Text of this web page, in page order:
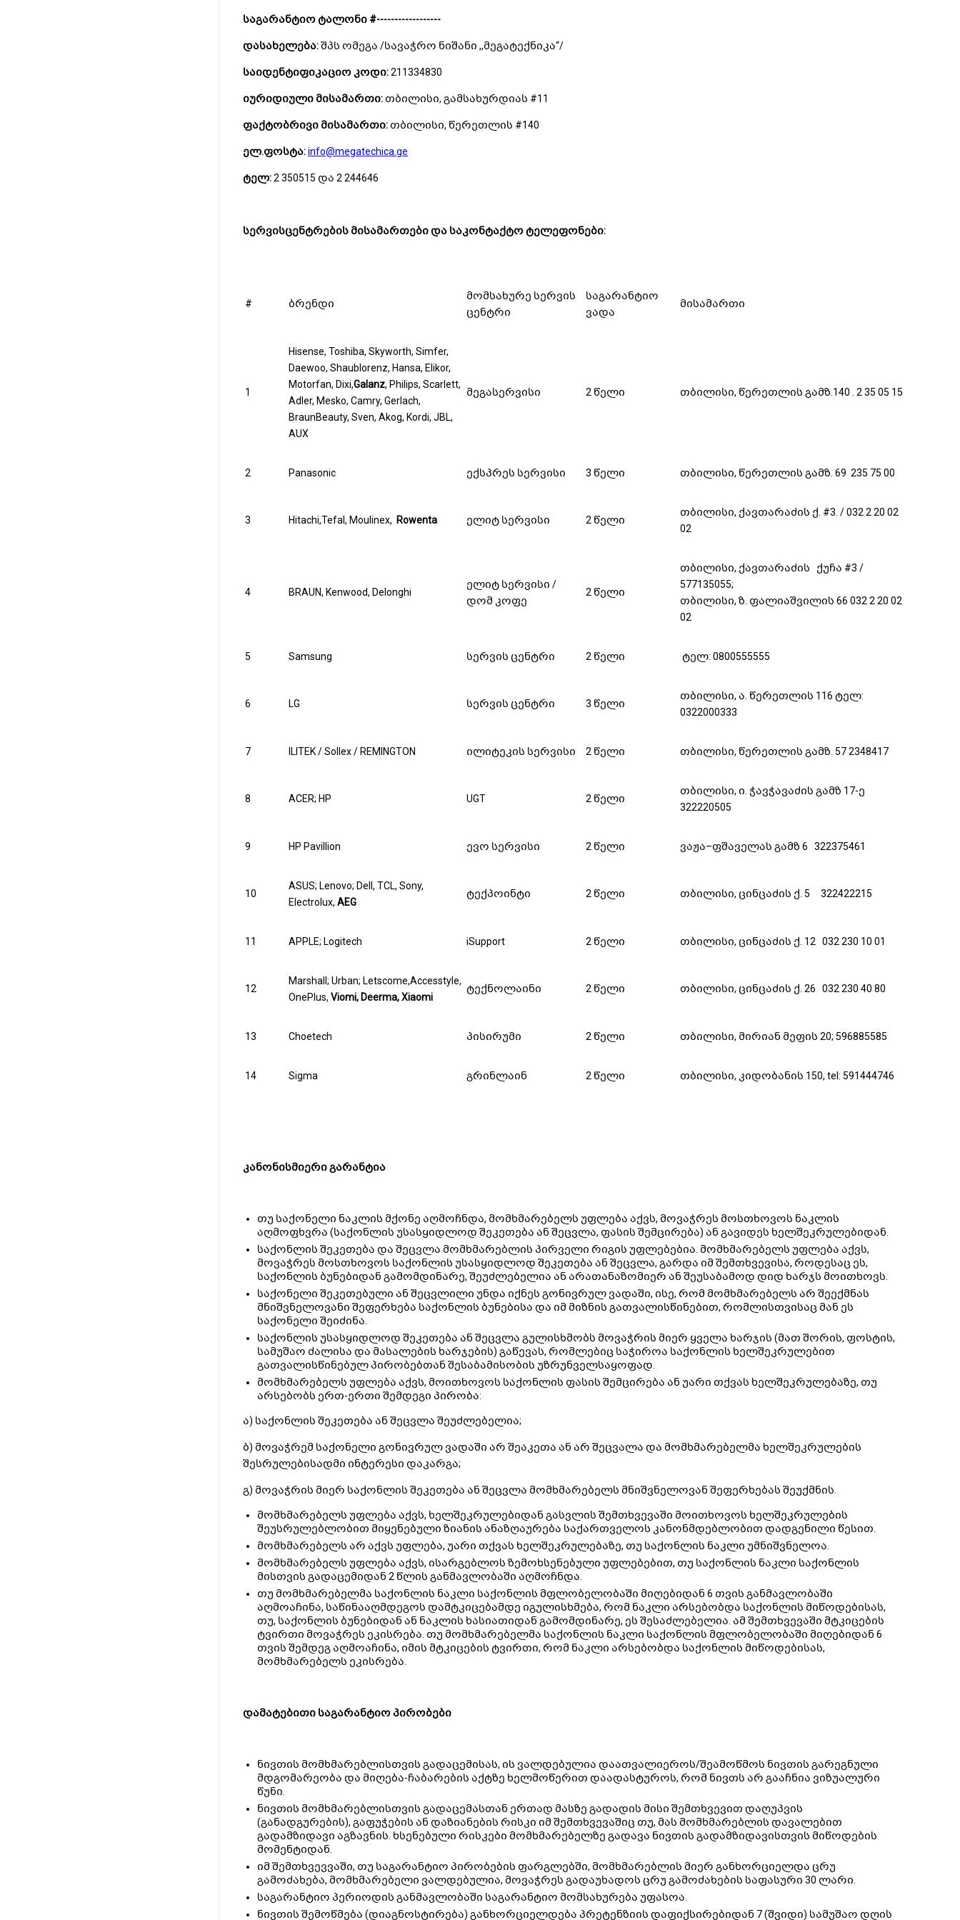
საგარანტიო ტალონი #------------------
დასახელება:შპს ომეგა /სავაჭრო ნიშანი ,,მეგატექნიკა“/
საიდენტიფიკაციო კოდი:211334830
იურიდიული მისამართი: თბილისი, გამსახურდიას #11
ფაქტობრივი მისამართი: თბილისი, წერეთლის #140
ელ.ფოსტა:info@megatechica.ge
ტელ:2 350515 და 2 244646
სერვისცენტრების მისამართები და საკონტაქტო ტელეფონები:
# ბრენდი
მომსახურე სერვის
ცენტრი
საგარანტიო
ვადა
მისამართი
1
Hisense, Toshiba, Skyworth, Simfer,
Daewoo, Shaublorenz, Hansa, Elikor,
Motorfan, Dixi,Galanz, Philips, Scarlett,
Adler, Mesko, Camry, Gerlach,
BraunBeauty, Sven, Akog, Kordi, JBL,
AUX
მეგასერვისი 2 წელი თბილისი, წერეთლის გამზ.140 . 2 35 05 15
2 Panasonic ექსპრეს სერვისი 3 წელი თბილისი, წერეთლის გამზ. 69 235 75 00
3 Hitachi,Tefal, Moulinex, Rowenta ელიტ სერვისი 2 წელი
თბილისი, ქავთარაძის ქ. #3. / 032 2 20 02
02
4 BRAUN, Kenwood, Delonghi
ელიტ სერვისი /
დომ კოფე
2 წელი
თბილისი, ქავთარაძის ქუჩა #3 /
577135055;
თბილისი, ზ. ფალიაშვილის 66 032 2 20 02
02
5 Samsung სერვის ცენტრი 2 წელი ტელ: 0800555555
6 LG სერვის ცენტრი 3 წელი
თბილისი, ა. წერეთლის 116 ტელ:
0322000333
7 ILITEK / Sollex / REMINGTON ილიტეკის სერვისი 2 წელი თბილისი, წერეთლის გამზ. 57 2348417
8 ACER; HP UGT 2 წელი
თბილისი, ი. ჭავჭავაძის გამზ 17-ე
322220505
9 HP Pavillion ევო სერვისი 2 წელი ვაჟა–ფშაველას გამზ 6 322375461
10
ASUS; Lenovo; Dell, TCL, Sony,
Electrolux, AEG
ტექპოინტი 2 წელი თბილისი, ცინცაძის ქ. 5 322422215
11 APPLE; Logitech iSupport 2 წელი თბილისი, ცინცაძის ქ. 12 032 230 10 01
12
Marshall; Urban; Letscome,Accesstyle,
OnePlus, Viomi, Deerma, Xiaomi
ტექნოლაინი 2 წელი თბილისი, ცინცაძის ქ. 26 032 230 40 80
13 Choetech პისირუმი 2 წელი თბილისი, მირიან მეფის 20; 596885585
14 Sigma გრინლაინ 2 წელი თბილისი, კიდობანის 150, tel: 591444746
კანონისმიერი გარანტია
თუ საქონელი ნაკლის მქონე აღმოჩნდა, მომხმარებელს უფლება აქვს, მოვაჭრეს მოსთხოვოს ნაკლის
აღმოფხვრა (საქონლის უსასყიდლოდ შეკეთება ან შეცვლა, ფასის შემცირება) ან გავიდეს ხელშეკრულებიდან.
საქონლის შეკეთება და შეცვლა მომხმარებლის პირველი რიგის უფლებებია. მომხმარებელს უფლება აქვს,
მოვაჭრეს მოსთხოვოს საქონლის უსასყიდლოდ შეკეთება ან შეცვლა, გარდა იმ შემთხვევისა, როდესაც ეს,
საქონლის ბუნებიდან გამომდინარე, შეუძლებელია ან არათანაზომიერ ან შეუსაბამოდ დიდ ხარჯს მოითხოვს.
საქონელი შეკეთებული ან შეცვლილი უნდა იქნეს გონივრულ ვადაში, ისე, რომ მომხმარებელს არ შეექმნას
მნიშვნელოვანი შეფერხება საქონლის ბუნებისა და იმ მიზნის გათვალისწინებით, რომლისთვისაც მან ეს
საქონელი შეიძინა.
საქონლის უსასყიდლოდ შეკეთება ან შეცვლა გულისხმობს მოვაჭრის მიერ ყველა ხარჯის (მათ შორის, ფოსტის,
სამუშაო ძალისა და მასალების ხარჯების) გაწევას, რომლებიც საჭიროა საქონლის ხელშეკრულებით
გათვალისწინებულ პირობებთან შესაბამისობის უზრუნველსაყოფად.
მომხმარებელს უფლება აქვს, მოითხოვოს საქონლის ფასის შემცირება ან უარი თქვას ხელშეკრულებაზე, თუ
არსებობს ერთ-ერთი შემდეგი პირობა:
ა) საქონლის შეკეთება ან შეცვლა შეუძლებელია;
ბ) მოვაჭრემ საქონელი გონივრულ ვადაში არ შეაკეთა ან არ შეცვალა და მომხმარებელმა ხელშეკრულების
შესრულებისადმი ინტერესი დაკარგა;
გ) მოვაჭრის მიერ საქონლის შეკეთება ან შეცვლა მომხმარებელს მნიშვნელოვან შეფერხებას შეუქმნის.
მომხმარებელს უფლება აქვს, ხელშეკრულებიდან გასვლის შემთხვევაში მოითხოვოს ხელშეკრულების
შეუსრულებლობით მიყენებული ზიანის ანაზღაურება საქართველოს კანონმდებლობით დადგენილი წესით.
მომხმარებელს არ აქვს უფლება, უარი თქვას ხელშეკრულებაზე, თუ საქონლის ნაკლი უმნიშვნელოა.
მომხმარებელს უფლება აქვს, ისარგებლოს ზემოხსენებული უფლებებით, თუ საქონლის ნაკლი საქონლის
მისთვის გადაცემიდან 2 წლის განმავლობაში აღმოჩნდა.
თუ მომხმარებელმა საქონლის ნაკლი საქონლის მფლობელობაში მიღებიდან 6 თვის განმავლობაში
აღმოაჩინა, საწინააღმდეგოს დამტკიცებამდე იგულისხმება, რომ ნაკლი არსებობდა საქონლის მიწოდებისას,
თუ, საქონლის ბუნებიდან ან ნაკლის ხასიათიდან გამომდინარე, ეს შესაძლებელია. ამ შემთხვევაში მტკიცების
ტვირთი მოვაჭრეს ეკისრება. თუ მომხმარებელმა საქონლის ნაკლი საქონლის მფლობელობაში მიღებიდან 6
თვის შემდეგ აღმოაჩინა, იმის მტკიცების ტვირთი, რომ ნაკლი არსებობდა საქონლის მიწოდებისას,
მომხმარებელს ეკისრება.
დამატებითი საგარანტიო პირობები
ნივთის მომხმარებლისთვის გადაცემისას, ის ვალდებულია დაათვალიეროს/შეამოწმოს ნივთის გარეგნული
მდგომარეობა და მიღება-ჩაბარების აქტზე ხელმოწერით დაადასტუროს, რომ ნივთს არ გააჩნია ვიზუალური
წუნი.
ნივთის მომხმარებლისთვის გადაცემასთან ერთად მასზე გადადის მისი შემთხვევით დაღუპვის
(განადგურების), გაფუჭების ან დაზიანების რისკი იმ შემთხვევაშიც თუ, მას მომხმარებლის დავალებით
გადამზიდავი აგზავნის. ხსენებული რისკები მომხმარებელზე გადავა ნივთის გადამზიდავისთვის მიწოდების
მომენტიდან.
იმ შემთხვევვაში, თუ საგარანტიო პირობების ფარგლებში, მომხმარებლის მიერ განხორციელდა ცრუ
გამოძახება, მომხმარებელი ვალდებულია, მოვაჭრეს გადაუხადოს ცრუ გამოძახების საფასური 30 ლარი.
საგარანტიო პერიოდის განმავლობაში საგარანტიო მომსახურება უფასოა.
ნივთის შემოწმება (დიაგნოსტირება) განხორციელდება პრეტენზიის დაფიქსირებიდან 7 (შვიდი) სამუშაო დღის